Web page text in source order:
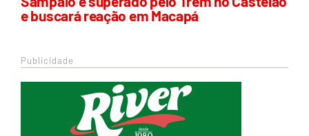
e buscará reação em Macapá
Publicidade